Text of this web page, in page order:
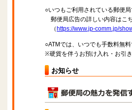
○いつもご利用されている郵便
郵便局広告の詳しい内容はこ
（ https://www.jp-comm.jp/
○ATMでは、いつでも手数料無
※硬貨を伴うお預け入れ・お引
お知らせ